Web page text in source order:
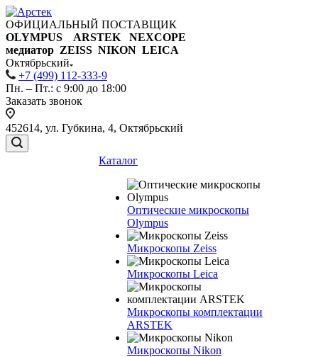
ОФИЦИАЛЬНЫЙ ПОСТАВЩИК
OLYMPUS ARSTEK NEXCOPE
медиатор ZEISS NIKON LEICA
Октябрьский
+7 (499) 112-333-9
Пн. – Пт.: с 9:00 до 18:00
Заказать звонок
452614, ул. Губкина, 4, Октябрьский
Каталог
Оптические микроскопы
Olympus
Микроскопы Zeiss
Микроскопы Leica
Микроскопы комплектации
ARSTEK
Микроскопы Nikon